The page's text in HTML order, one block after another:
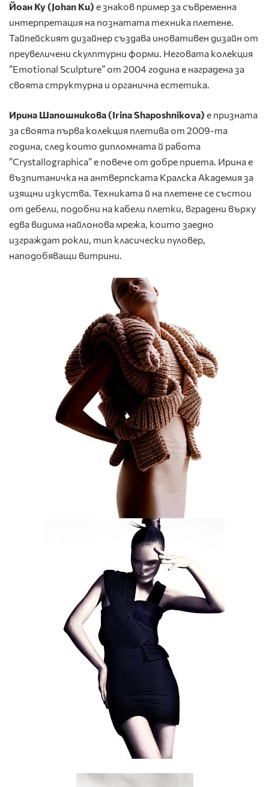
Йоан Ку (Johan Ku) е знаков пример за съвременна
интерпретация на познатата техника плетене.
Тайпейският дизайнер създава иновативен дизайн от
преувеличени скулптурни форми. Неговата колекция
”Emotional Sculpture” от 2004 година е наградена за
своята структурна и органична естетика.
Ирина Шапошникова (IrinaShaposhnikova) е призната
за своята първа колекция плетива от 2009-та
година, след които дипломната й работа
”Crystallographica” е повече от добре приета. Ирина е
възпитаничка на антверпската Кралска Академия за
изящни изкуства. Техниката й на плетене се състои
от дебели, подобни на кабели плетки, вградени върху
едва видима найлонова мрежа, които заедно
изграждат рокли, тип класически пуловер,
наподобяващи витрини.